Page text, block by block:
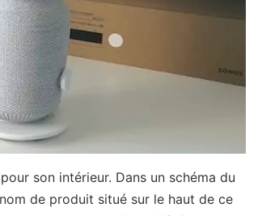
son intérieur. Dans un schéma du
de produit situé sur le haut de ce